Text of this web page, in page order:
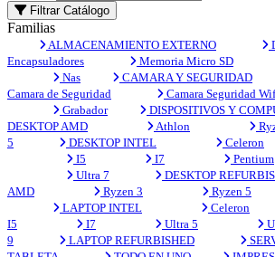
Filtrar Catálogo
Familias
ALMACENAMIENTO EXTERNO
Encapsuladores
Memoria Micro SD
Nas
CAMARA Y SEGURIDAD
Camara de Seguridad
Camara Seguridad
Grabador
DISPOSITIVOS Y
DESKTOP AMD
Athlon
5
DESKTOP INTEL Celeron
I5
I7 Pentium
Ultra 7
DESKTOP
AMD
Ryzen 3 Ryzen 5
LAPTOP INTEL
Celeron
I5
I7 Ultra 5
9
LAPTOP REFURBISHED